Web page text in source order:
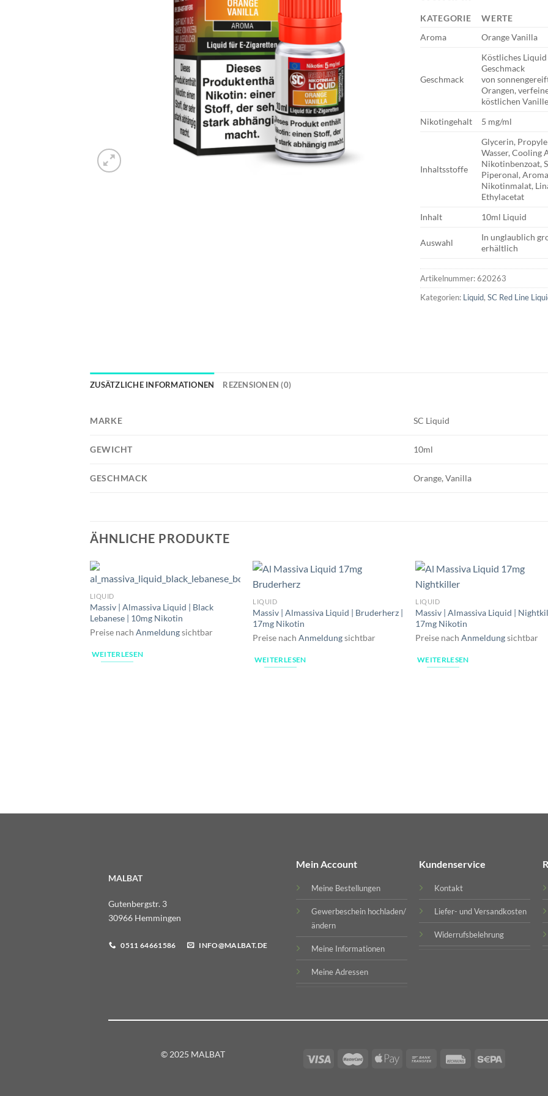
KATEGORIE
WERTE
Aroma
Orange Vanilla
Geschmack
Köstliches
Geschmack
von
Orangen,
köstlichen
Nikotingehalt
5 mg/ml
Inhaltsstoffe
Glycerin,
Wasser, Cooling
Nikotinbenzoat,
Piperonal,
Nikotinmalat,
Ethylacetat
Inhalt
10ml Liquid
Auswahl
In unglaublich
erhältlich
Artikelnummer:620263
Kategorien: Liquid, SC Red Line
ZUSÄTZLICHE INFORMATIONEN REZENSIONEN (0)
MARKE SC Liquid
GEWICHT 10ml
GESCHMACK Orange, Vanilla
ÄHNLICHE PRODUKTE
LIQUID
Massiv | Almassiva Liquid | Black
Lebanese | 10mg Nikotin
Preise nach Anmeldungsichtbar
WEITERLESEN
LIQUID
Massiv | Almassiva Liquid | Bruderherz |
17mg Nikotin
Preise nachAnmeldungsichtbar
WEITERLESEN
LIQUID
Massiv | Almassiva Liquid |
17mg Nikotin
Preise nachAnmeldungsichtbar
WEITERLESEN
MALBAT
Gutenbergstr. 3
30966 Hemmingen
0511 64661586 INFO@MALBAT.DE
Mein Account
Meine Bestellungen
Gewerbeschein hochladen/
ändern
Meine Informationen
Meine Adressen
Kundenservice
Kontakt
Liefer- und Versandkosten
Widerrufsbelehrung
© 2025 MALBAT